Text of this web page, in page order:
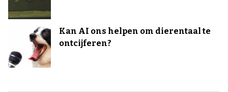
Kan AI ons helpen om dierentaal te
ontcijferen?